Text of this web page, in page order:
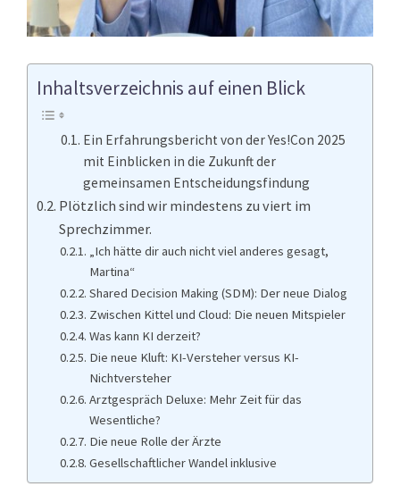
Inhaltsverzeichnis auf einen Blick
Ein Erfahrungsbericht von der Yes!Con 2025
mit Einblicken in die Zukunft der
gemeinsamen Entscheidungsfindung
Plötzlich sind wir mindestens zu viert im
Sprechzimmer.
„Ich hätte dir auch nicht viel anderes gesagt,
Martina“
Shared Decision Making (SDM): Der neue Dialog
Zwischen Kittel und Cloud: Die neuen Mitspieler
Was kann KI derzeit?
Die neue Kluft: KI-Versteher versus KI-
Nichtversteher
Arztgespräch Deluxe: Mehr Zeit für das
Wesentliche?
Die neue Rolle der Ärzte
Gesellschaftlicher Wandel inklusive